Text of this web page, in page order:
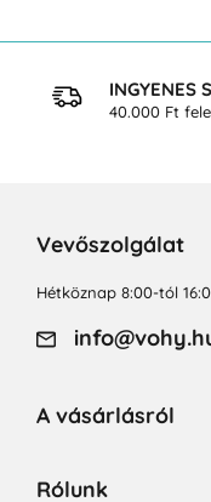
INGYENES
40.000 Ft
Vevőszolgálat
Hétköznap 8:00-tól
A vásárlásról
Rólunk